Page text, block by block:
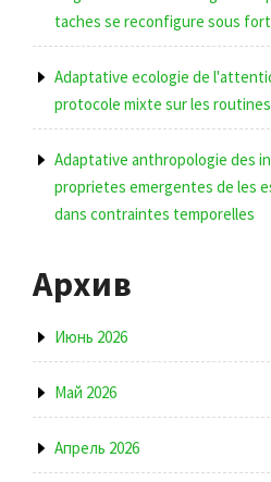
taches se reconfigure sous
Adaptative ecologie de
protocole mixte sur les
Adaptative anthropologie des
proprietes emergentes de les
dans contraintes temporelles
Архив
Июнь 2026
Май 2026
Апрель 2026